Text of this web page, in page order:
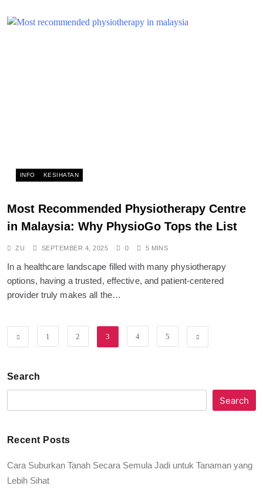
INFO KESIHATAN
Most Recommended Physiotherapy Centre
in Malaysia: Why PhysioGo Tops the List
ZU SEPTEMBER 4, 2025 0 5 MINS
In a healthcare landscape filled with many physiotherapy
options, having a trusted, effective, and patient-centered
provider truly makes all the…
1 2 3 4 5
Search
Search
Recent Posts
Cara Suburkan Tanah Secara Semula Jadi untuk Tanaman yang
Lebih Sihat